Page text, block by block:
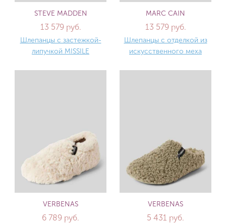
STEVE MADDEN
13 579 руб.
Шлепанцы с застежкой-
липучкой MISSILE
MARC CAIN
13 579 руб.
Шлепанцы с отделкой из
искусственного меха
VERBENAS
6 789 руб.
VERBENAS
5 431 руб.